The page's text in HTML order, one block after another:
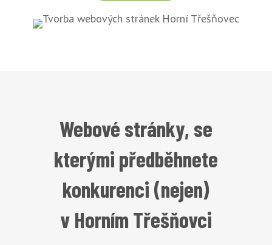
Webové stránky, se
kterými předběhnete
konkurenci (nejen)
v Horním Třešňovci